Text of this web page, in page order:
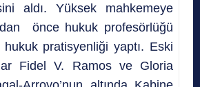
aldı. Yüksek mahkemeye
önce hukuk profesörlüğü
pratisyenliği yaptı. Eski
Fidel V. Ramos ve Gloria